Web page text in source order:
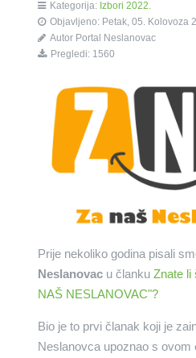
Kategorija: Izbori 2022.
Objavljeno: Petak, 05. Kolovoza
Autor Portal Neslanovac
Pregledi: 1560
Prije nekoliko godina pisali
Neslanovacu članku Znate li
NAŠ NESLANOVAC"?
Bio je to prvi članak koji je
Neslanovca upoznao s ovom